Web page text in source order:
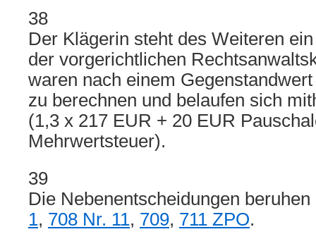
38
Der Klägerin steht des Weiteren
der vorgerichtlichen
waren nach einem
zu berechnen und belaufen sich
(1,3 x 217 EUR + 20 EUR
Mehrwertsteuer).
39
Die Nebenentscheidungen
1, 708 Nr. 11, 709, 711 ZPO.